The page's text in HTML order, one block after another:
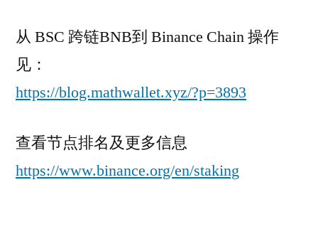
从 BSC 跨链BNB到 Binance Chain 操作
见：
https://blog.mathwallet.xyz/?p=3893
查看节点排名及更多信息
https://www.binance.org/en/staking